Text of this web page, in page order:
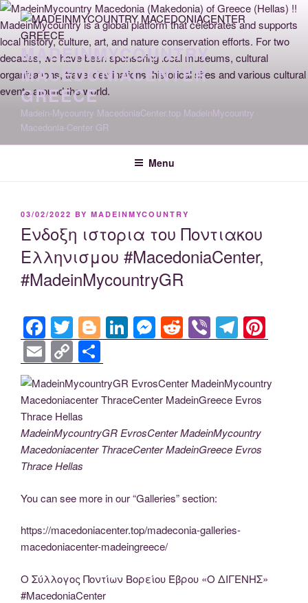
Skip
to
content
MADEINMYCOUNTRY
MACEDONIACENTER
GREECE
Madein-Mycountry MacedoniaCenter.top MadeinMycountry
Macedonia-Center GR
Menu
POSTED
03/02/2022 BY MADEINMYCOUNTRY
Ενδοξη ιστορια του Ποντιακου
Ελληνισμου #MacedoniaCenter,
#MadeinMycountryGR
F
a
c
e
b
o
o
T
wi
tt
er
Bl
o
g
g
Li
n
k
e
n
M
e
ss
e
g
er
R
e
d
di
Vi
b
er
T
el
gr
m
nt
e
E
m
ail
C
o
p
y
Li
n
h
ar
MadeinMycountryGR EvrosCenter MadeinMycountry
Macedoniacenter ThraceCenter MadeinGreece Evros
Thrace Hellas
You can see more in our “Galleries” section:
https://macedoniacenter.top/madeconia-galleries-
macedoniacenter-madeingreece/
Ο Σύλλογος Ποντίων Βορείου Έβρου «Ο ΔΙΓΕΝΗΣ»
#MacedoniaCenter